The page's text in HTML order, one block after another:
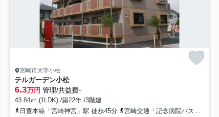
宮崎市大字小松
テルガーデン小松
6.3万円 管理/共益費-
43.84㎡ (1LDK) /築22年 /3階建
日豊本線「宮崎神宮」駅 徒歩45分
宮崎交通「記念病院バス停」バス停下車 徒歩5分